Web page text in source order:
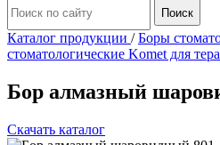
Каталог продукции /Боры
стоматологические Komet для
Бор алмазный
Скачать каталог